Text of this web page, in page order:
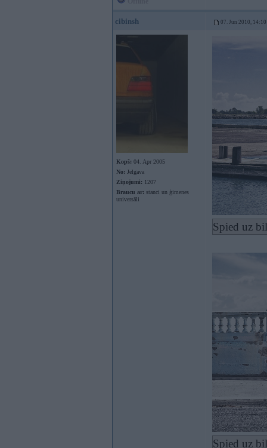
cibinsh 07. Jun 2010, 14:10
Kopš: 04. Apr 2005
No: Jelgava
Ziņojumi: 1207
Braucu ar: stanci un ģimenes
universāli
Spied uz
Spied uz